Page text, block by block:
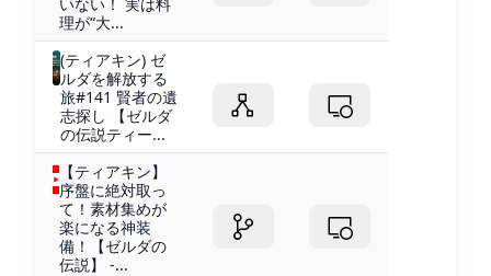
理が“大...
(ティアキン) ゼ
ルダを解放する
旅#141 賢者の遺
志探し 【ゼルダ
の伝説ティー...
【ティアキン】
序盤に絶対取っ
て！素材集めが
楽になる神装
備！【ゼルダの
伝説】 -...